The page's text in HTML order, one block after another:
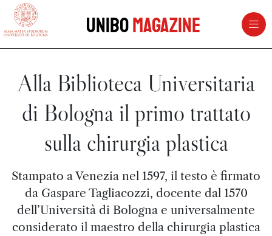
vai al contenuto della pagina
UniboMagazine
Alla Biblioteca Universitaria
di Bologna il primo trattato
sulla chirurgia plastica
Stampato a Venezia nel 1597, il testo è firmato
da Gaspare Tagliacozzi, docente dal 1570
dell’Università di Bologna e universalmente
considerato il maestro della chirurgia plastica